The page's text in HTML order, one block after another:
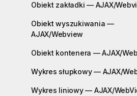
Obiekt zakładki — AJAX/
Obiekt wyszukiwania —
AJAX/Webview
Obiekt kontenera — AJAX/
Wykres słupkowy — AJAX/
Wykres liniowy — AJAX/